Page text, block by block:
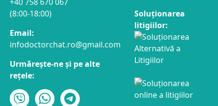
(8:00-18:00)
Email:
infodoctorchat.ro@gmail.com
Urmărește-ne și pe alte
rețele:
Soluționarea
litigiilor: